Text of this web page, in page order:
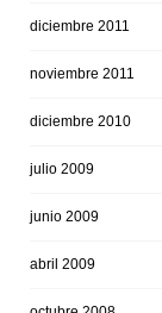
diciembre 2011
noviembre 2011
diciembre 2010
julio 2009
junio 2009
abril 2009